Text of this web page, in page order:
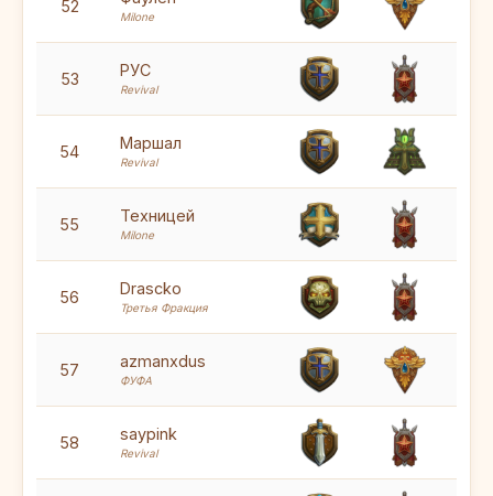
52
Milone
53 РУС
Revival
54 Маршал
Revival
55 Техницей
Milone
56 Drascko
Третья Фракция
57 azmanxdus
ФУФА
58 saypink
Revival